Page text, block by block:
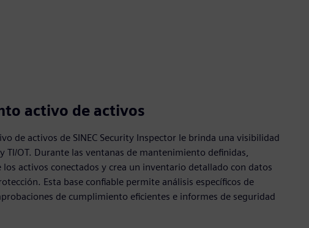
activo de activos
de activos de SINEC Security Inspector le brinda una visibilidad
TI/OT. Durante las ventanas de mantenimiento definidas,
activos conectados y crea un inventario detallado con datos
Esta base confiable permite análisis específicos de
de cumplimiento eficientes e informes de seguridad